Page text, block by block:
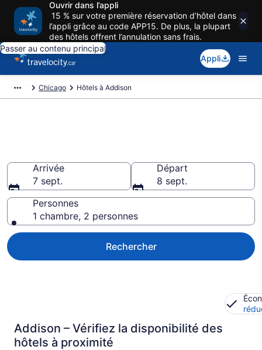
Ouvrir dans l’appli
15 % sur votre première réservation d’hôtel dans
l’appli grâce au code APP15. De plus, la plupart
des hôtels offrent l’annulation sans frais.
Passer au contenu principal
Appli
Chicago Hôtels à Addison
Arrivée
7 sept.
Départ
8 sept.
Personnes
1 chambre, 2 personnes
Rechercher
Addison – Vérifiez la disponibilité des
hôtels à proximité